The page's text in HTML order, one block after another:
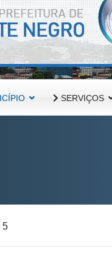
SERVIÇOS
5